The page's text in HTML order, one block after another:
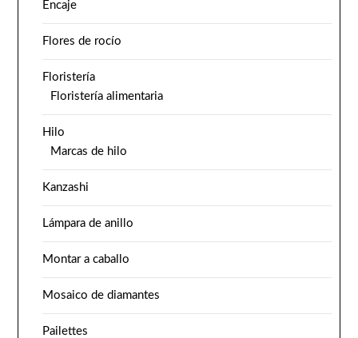
Encaje
Flores de rocío
Floristería
Floristería alimentaria
Hilo
Marcas de hilo
Kanzashi
Lámpara de anillo
Montar a caballo
Mosaico de diamantes
Pailettes